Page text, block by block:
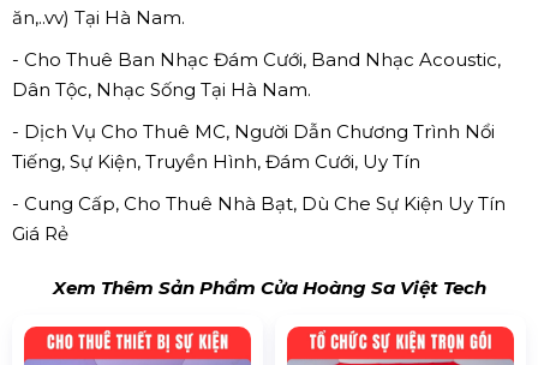
ăn,..vv) Tại Hà Nam.
- Cho Thuê Ban Nhạc Đám Cưới, Band Nhạc Acoustic,
Dân Tộc, Nhạc Sống Tại Hà Nam.
- Dịch Vụ Cho Thuê MC, Người Dẫn Chương Trình Nổi
Tiếng, Sự Kiện, Truyền Hình, Đám Cưới, Uy Tín
- Cung Cấp, Cho Thuê Nhà Bạt, Dù Che Sự Kiện Uy Tín
Giá Rẻ
Xem Thêm Sản Phẩm Cửa Hoàng Sa Việt Tech